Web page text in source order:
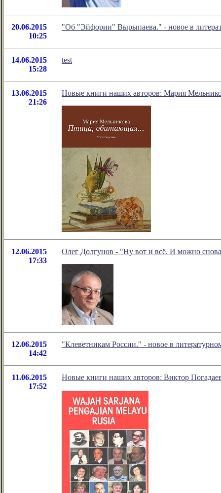
20.06.2015
10:25
"Об "Эйфории" Вырыпаева." - новое в
14.06.2015
15:28
test
13.06.2015
21:26
Новые книги наших авторов: Мария
12.06.2015
17:33
Олег Долгунов - "Ну вот и всё. И можно
12.06.2015
14:42
"Клеветникам России." - новое в
11.06.2015
17:52
Новые книги наших авторов: Виктор